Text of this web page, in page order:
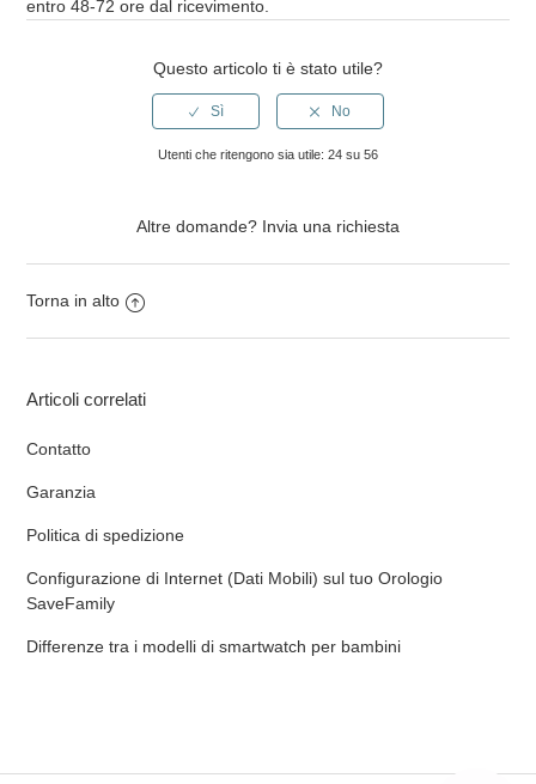
entro 48-72 ore dal ricevimento.
Questo articolo ti è stato utile?
Utenti che ritengono sia utile: 24 su 56
Altre domande? Invia una richiesta
Torna in alto
Articoli correlati
Contatto
Garanzia
Politica di spedizione
Configurazione di Internet (Dati Mobili) sul tuo Orologio
SaveFamily
Differenze tra i modelli di smartwatch per bambini